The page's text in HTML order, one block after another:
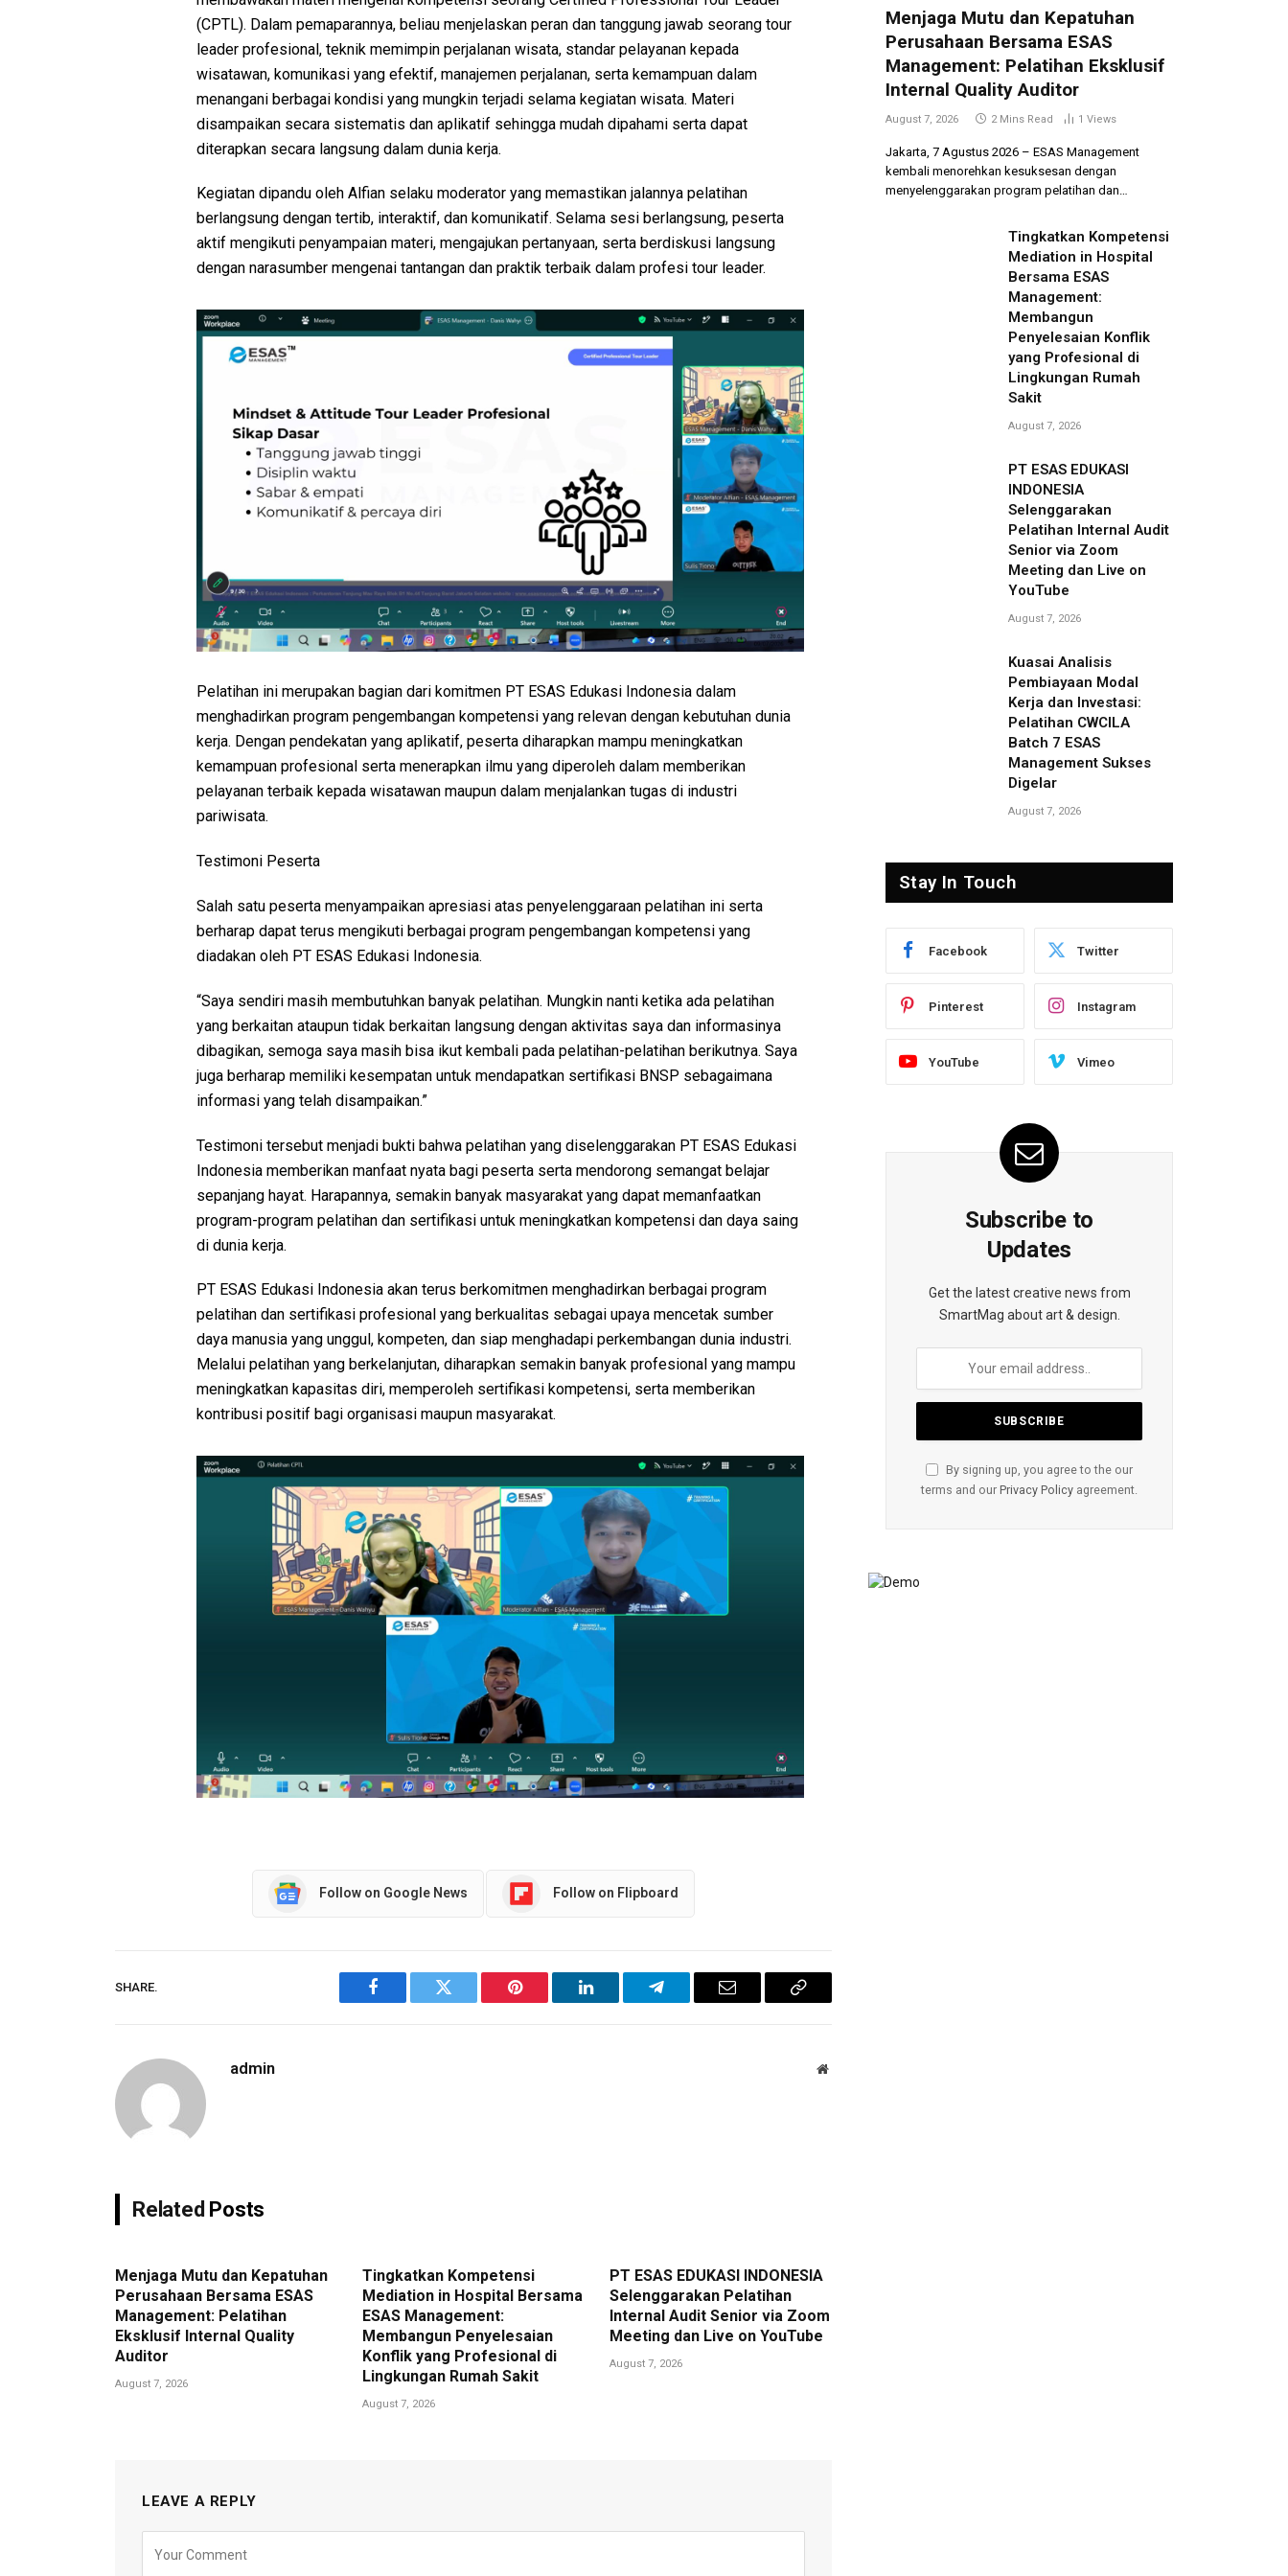
(CPTL). Dalam pemaparannya, beliau menjelaskan peran dan tanggung jawab seorang tour
leader profesional, teknik memimpin perjalanan wisata, standar pelayanan kepada
wisatawan, komunikasi yang efektif, manajemen perjalanan, serta kemampuan dalam
menangani berbagai kondisi yang mungkin terjadi selama kegiatan wisata. Materi
disampaikan secara sistematis dan aplikatif sehingga mudah dipahami serta dapat
diterapkan secara langsung dalam dunia kerja.
Kegiatan dipandu oleh Alfian selaku moderator yang memastikan jalannya pelatihan
berlangsung dengan tertib, interaktif, dan komunikatif. Selama sesi berlangsung, peserta
aktif mengikuti penyampaian materi, mengajukan pertanyaan, serta berdiskusi langsung
dengan narasumber mengenai tantangan dan praktik terbaik dalam profesi tour leader.
Pelatihan ini merupakan bagian dari komitmen PT ESAS Edukasi Indonesia dalam
menghadirkan program pengembangan kompetensi yang relevan dengan kebutuhan dunia
kerja. Dengan pendekatan yang aplikatif, peserta diharapkan mampu meningkatkan
kemampuan profesional serta menerapkan ilmu yang diperoleh dalam memberikan
pelayanan terbaik kepada wisatawan maupun dalam menjalankan tugas di industri
pariwisata.
Testimoni Peserta
Salah satu peserta menyampaikan apresiasi atas penyelenggaraan pelatihan ini serta
berharap dapat terus mengikuti berbagai program pengembangan kompetensi yang
diadakan oleh PT ESAS Edukasi Indonesia.
“Saya sendiri masih membutuhkan banyak pelatihan. Mungkin nanti ketika ada pelatihan
yang berkaitan ataupun tidak berkaitan langsung dengan aktivitas saya dan informasinya
dibagikan, semoga saya masih bisa ikut kembali pada pelatihan-pelatihan berikutnya. Saya
juga berharap memiliki kesempatan untuk mendapatkan sertifikasi BNSP sebagaimana
informasi yang telah disampaikan.”
Testimoni tersebut menjadi bukti bahwa pelatihan yang diselenggarakan PT ESAS Edukasi
Indonesia memberikan manfaat nyata bagi peserta serta mendorong semangat belajar
sepanjang hayat. Harapannya, semakin banyak masyarakat yang dapat memanfaatkan
program-program pelatihan dan sertifikasi untuk meningkatkan kompetensi dan daya saing
di dunia kerja.
PT ESAS Edukasi Indonesia akan terus berkomitmen menghadirkan berbagai program
pelatihan dan sertifikasi profesional yang berkualitas sebagai upaya mencetak sumber
daya manusia yang unggul, kompeten, dan siap menghadapi perkembangan dunia industri.
Melalui pelatihan yang berkelanjutan, diharapkan semakin banyak profesional yang mampu
meningkatkan kapasitas diri, memperoleh sertifikasi kompetensi, serta memberikan
kontribusi positif bagi organisasi maupun masyarakat.
Follow on Google News Follow on Flipboard
SHARE.
Facebook Twitter Pinterest LinkedIn Telegram Email
Copy
admin Website
Related Posts
Menjaga Mutu dan Kepatuhan
Perusahaan Bersama ESAS
Management: Pelatihan
Eksklusif Internal Quality
Auditor
August 7, 2026
Tingkatkan Kompetensi
Mediation in Hospital Bersama
ESAS Management:
Membangun Penyelesaian
Konflik yang Profesional di
Lingkungan Rumah Sakit
August 7, 2026
PT ESAS EDUKASI INDONESIA
Selenggarakan Pelatihan
Internal Audit Senior via Zoom
Meeting dan Live on YouTube
August 7, 2026
LEAVE A REPLY
Menjaga Mutu dan Kepatuhan
Perusahaan Bersama ESAS
Management: Pelatihan Eksklusif
Internal Quality Auditor
August 7, 2026 2 Mins Read 1 Views
Jakarta, 7 Agustus 2026 – ESAS Management
kembali menorehkan kesuksesan dengan
menyelenggarakan program pelatihan dan…
Tingkatkan Kompetensi
Mediation in Hospital
Bersama ESAS
Management:
Membangun
Penyelesaian Konflik
yang Profesional di
Lingkungan Rumah
Sakit
August 7, 2026
PT ESAS EDUKASI
INDONESIA
Selenggarakan
Pelatihan Internal Audit
Senior via Zoom
Meeting dan Live on
YouTube
August 7, 2026
Kuasai Analisis
Pembiayaan Modal
Kerja dan Investasi:
Pelatihan CWCILA
Batch 7 ESAS
Management Sukses
Digelar
August 7, 2026
Stay In Touch
Facebook Twitter
Pinterest Instagram
YouTube Vimeo
Subscribe to
Updates
Get the latest creative news from
SmartMag about art & design.
By signing up, you agree to the our
terms and our Privacy Policy agreement.